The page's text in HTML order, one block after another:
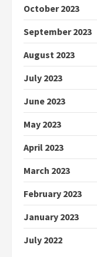
October 2023
September 2023
August 2023
July 2023
June 2023
May 2023
April 2023
March 2023
February 2023
January 2023
July 2022